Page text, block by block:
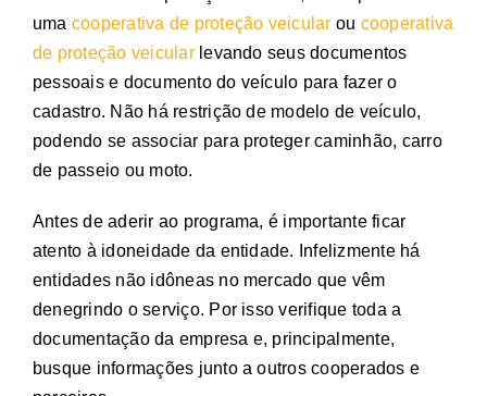
uma cooperativa de proteção veicular ou cooperativa
de proteção veicularlevando seus documentos
pessoais e documento do veículo para fazer o
cadastro. Não há restrição de modelo de veículo,
podendo se associar para proteger caminhão, carro
de passeio ou moto.
Antes de aderir ao programa, é importante ficar
atento à idoneidade da entidade. Infelizmente há
entidades não idôneas no mercado que vêm
denegrindo o serviço. Por isso verifique toda a
documentação da empresa e, principalmente,
busque informações junto a outros cooperados e